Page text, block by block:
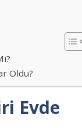
Oldu?
Evde